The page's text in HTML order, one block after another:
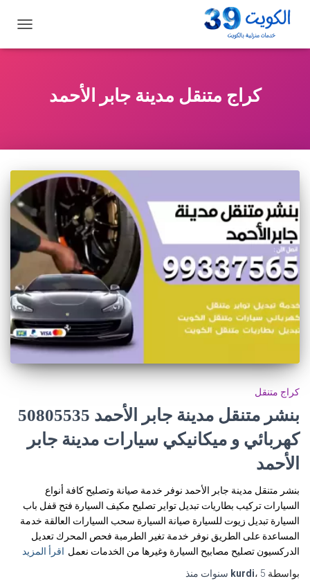
التنقل
كراج متنقل مدينة جابر الأحمد
كراج متنقل
كهربائي و ميكانيكي سيارات مدينة جابر
الأحمد
بنشر متنقل مدينة جابر الأحمد نوفر خدمة صيانة وتصليح كافة أنواع
السيارات تركيب بطاريات تبديل تواير تصليح مكيف السيارة فتح قفل باب
السيارة تبديل زيوت للسيارة صيانة السيارة سحب السيارات العالقة خدمة
المساعدة على الطريق نوفر خدمة تغير الطرمبة فحص المحرك تعديل
الدركسيون تصليح مصابيح السيارة وغيرها من الخدمات نعمل اقرأ المزيد
بواسطة
kurdi، 5 سنوات منذ